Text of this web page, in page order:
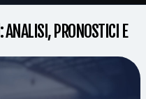
: ANALISI, PRONOSTICI E